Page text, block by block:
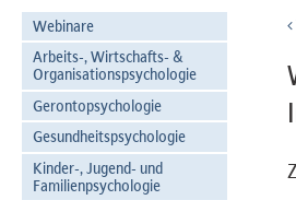
Webinare
Arbeits-, Wirtschafts- &
Organisationspsychologie
Gerontopsychologie
Gesundheitspsychologie
Kinder-, Jugend- und
Familienpsychologie